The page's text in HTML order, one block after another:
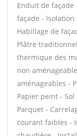
Enduit de façade
façade -
Habillage de
Plâtre
thermique des
non
aménageables -
Papier peint - Sol
Parquet -
courant faibles -